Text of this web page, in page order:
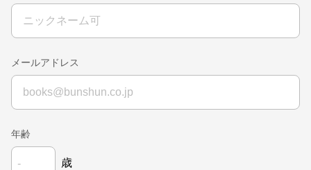
メールアドレス
年齢
歳